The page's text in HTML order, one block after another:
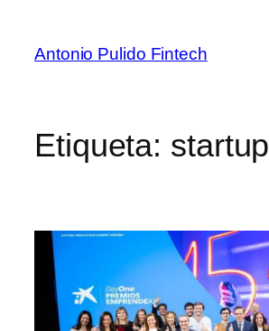
Antonio Pulido Fintech
Etiqueta: startup